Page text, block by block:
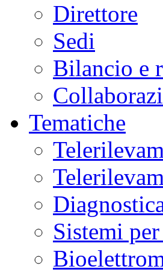
Direttore
Sedi
Bilancio e
Tematiche
Sistemi